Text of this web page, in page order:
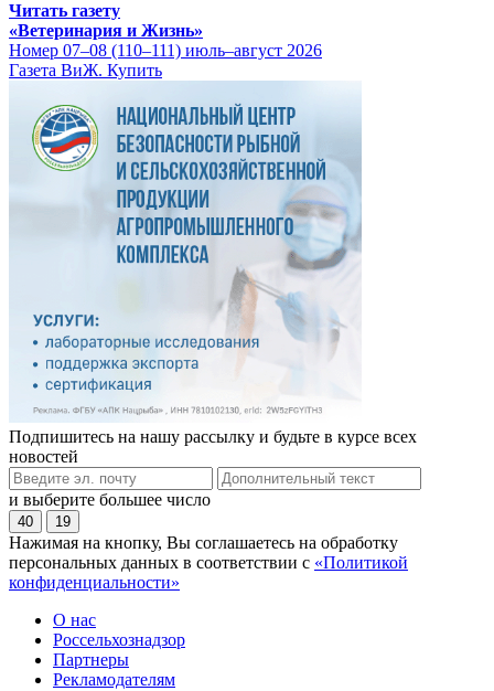
Читать газету
«Ветеринария и Жизнь»
Номер 07–08 (110–111) июль–август 2026
Газета ВиЖ. Купить
Подпишитесь на нашу рассылку и будьте в курсе всех
новостей
и выберите большее число
40 19
Нажимая на кнопку, Вы соглашаетесь на обработку
персональных данных в соответствии с «Политикой
конфиденциальности»
О нас
Россельхознадзор
Партнеры
Рекламодателям